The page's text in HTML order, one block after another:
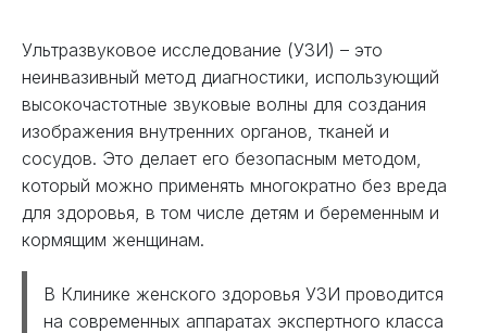
Ультразвуковое исследование (УЗИ) – это
неинвазивный метод диагностики, использующий
высокочастотные звуковые волны для создания
изображения внутренних органов, тканей и
сосудов. Это делает его безопасным методом,
который можно применять многократно без вреда
для здоровья, в том числе детям и беременным и
кормящим женщинам.
В Клинике женского здоровья УЗИ проводится
на современных аппаратах экспертного класса